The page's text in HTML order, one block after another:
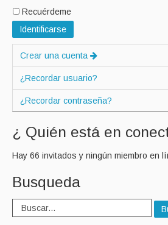
Recuérdeme
Identificarse
Crear una cuenta
¿Recordar usuario?
¿Recordar contraseña?
¿ Quién está en
Hay 66 invitados y ningún miembro en
Busqueda